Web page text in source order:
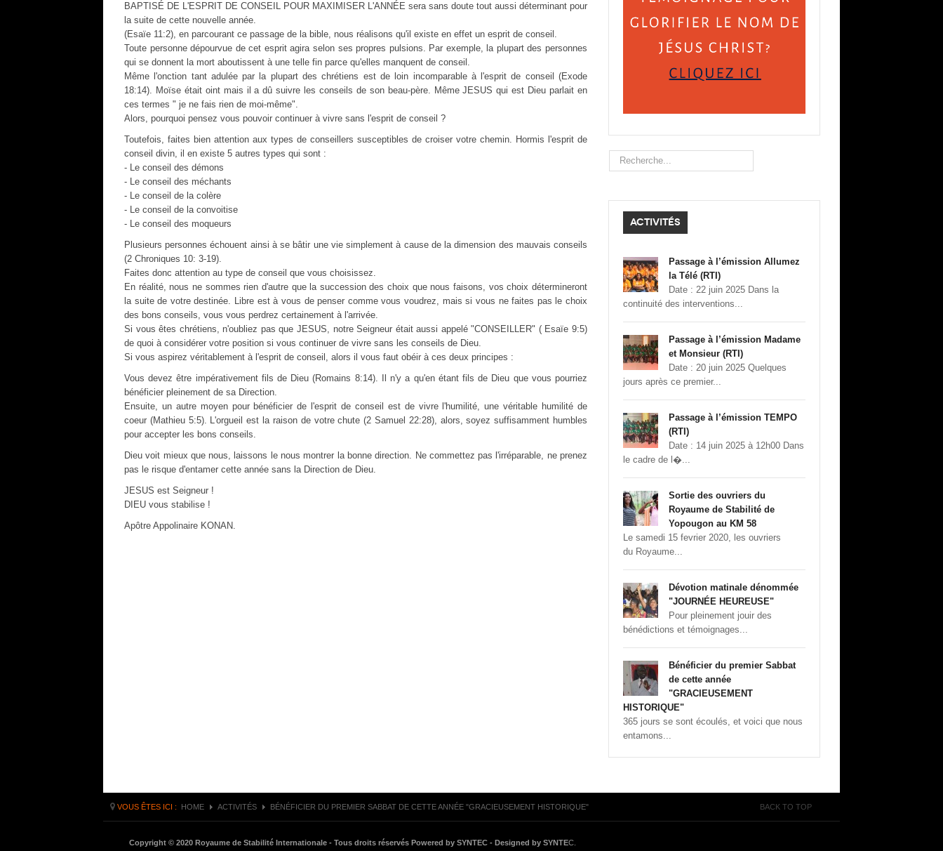
BAPTISÉ DE L'ESPRIT DE CONSEIL POUR MAXIMISER L'ANNÉE sera sans doute tout aussi déterminant pour
la suite de cette nouvelle année.
(Esaïe 11:2), en parcourant ce passage de la bible, nous réalisons qu'il existe en effet un esprit de conseil.
Toute personne dépourvue de cet esprit agira selon ses propres pulsions. Par exemple, la plupart des personnes
qui se donnent la mort aboutissent à une telle fin parce qu'elles manquent de conseil.
Même l'onction tant adulée par la plupart des chrétiens est de loin incomparable à l'esprit de conseil (Exode
18:14). Moïse était oint mais il a dû suivre les conseils de son beau-père. Même JESUS qui est Dieu parlait en
ces termes " je ne fais rien de moi-même".
Alors, pourquoi pensez vous pouvoir continuer à vivre sans l'esprit de conseil ?
Toutefois, faites bien attention aux types de conseillers susceptibles de croiser votre chemin. Hormis l'esprit de
conseil divin, il en existe 5 autres types qui sont :
- Le conseil des démons
- Le conseil des méchants
- Le conseil de la colère
- Le conseil de la convoitise
- Le conseil des moqueurs
Plusieurs personnes échouent ainsi à se bâtir une vie simplement à cause de la dimension des mauvais conseils
(2 Chroniques 10: 3-19).
Faites donc attention au type de conseil que vous choisissez.
En réalité, nous ne sommes rien d'autre que la succession des choix que nous faisons, vos choix détermineront
la suite de votre destinée. Libre est à vous de penser comme vous voudrez, mais si vous ne faites pas le choix
des bons conseils, vous vous perdrez certainement à l'arrivée.
Si vous êtes chrétiens, n'oubliez pas que JESUS, notre Seigneur était aussi appelé "CONSEILLER" ( Esaïe 9:5)
de quoi à considérer votre position si vous continuer de vivre sans les conseils de Dieu.
Si vous aspirez véritablement à l'esprit de conseil, alors il vous faut obéir à ces deux principes :
Vous devez être impérativement fils de Dieu (Romains 8:14). Il n'y a qu'en étant fils de Dieu que vous pourriez
bénéficier pleinement de sa Direction.
Ensuite, un autre moyen pour bénéficier de l'esprit de conseil est de vivre l'humilité, une véritable humilité de
coeur (Mathieu 5:5). L'orgueil est la raison de votre chute (2 Samuel 22:28), alors, soyez suffisamment humbles
pour accepter les bons conseils.
Dieu voit mieux que nous, laissons le nous montrer la bonne direction. Ne commettez pas l'irréparable, ne prenez
pas le risque d'entamer cette année sans la Direction de Dieu.
JESUS est Seigneur !
DIEU vous stabilise !
Apôtre Appolinaire KONAN.
Rechercher
ACTIVITÉS
Passage à l’émission Allumez
la Télé (RTI)
Date : 22 juin 2025 Dans la
continuité des interventions...
Passage à l’émission Madame
et Monsieur (RTI)
Date : 20 juin 2025 Quelques
jours après ce premier...
Passage à l’émission TEMPO
(RTI)
Date : 14 juin 2025 à 12h00 Dans
le cadre de l�...
Sortie des ouvriers du
Royaume de Stabilité de
Yopougon au KM 58
Le samedi 15 fevrier 2020, les ouvriers
du Royaume...
Dévotion matinale dénommée
"JOURNÉE HEUREUSE"
Pour pleinement jouir des
bénédictions et témoignages...
Bénéficier du premier Sabbat
de cette année
"GRACIEUSEMENT
HISTORIQUE"
365 jours se sont écoulés, et voici que nous
entamons...
VOUS ÊTES ICI : HOME ACTIVITÉS BÉNÉFICIER DU PREMIER SABBAT DE CETTE ANNÉE "GRACIEUSEMENT HISTORIQUE" BACK TO TOP
Copyright © 2020 Royaume de Stabilité Internationale - Tous droits réservés Powered by SYNTEC - Designed by SYNTEC.